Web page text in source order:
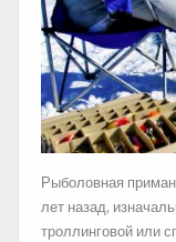
Рыболовная
лет назад,
троллинговой или